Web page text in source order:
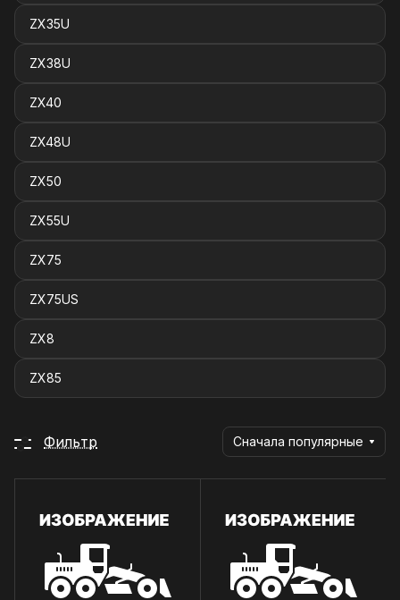
ZX35U
ZX38U
ZX40
ZX48U
ZX50
ZX55U
ZX75
ZX75US
ZX8
ZX85
Фильтр Сначала популярные